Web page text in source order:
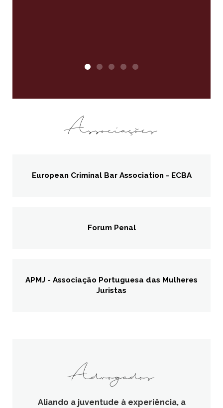
Associações
European Criminal Bar Association - ECBA
Forum Penal
APMJ - Associação Portuguesa das Mulheres
Juristas
Advogados
Aliando a juventude à experiência, a